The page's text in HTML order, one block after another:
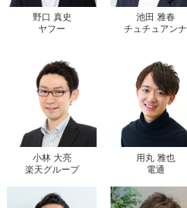
野口 真史
ヤフー
池田 雅春
チュチュアンナ
小林 大亮
楽天グループ
用丸 雅也
電通